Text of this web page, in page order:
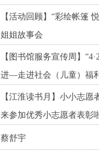
【活动回顾】“彩绘帐篷
姐姐故事会
【图书馆服务宣传周】
进—走进社会（儿童）福
【江淮读书月】小小志愿
来参加优秀小志愿者表彰
蔡舒宇